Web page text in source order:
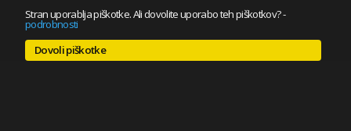
Stran uporablja piškotke. Ali dovolite uporabo teh piškotkov?-
podrobnosti
Dovoli piškotke